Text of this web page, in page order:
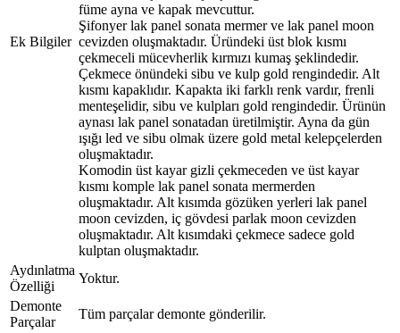
Ek Bilgiler
füme ayna ve kapak mevcuttur.
Şifonyer lak panel sonata mermer ve lak panel moon
cevizden oluşmaktadır. Üründeki üst blok kısmı
çekmeceli mücevherlik kırmızı kumaş şeklindedir.
Çekmece önündeki sibu ve kulp gold rengindedir. Alt
kısmı kapaklıdır. Kapakta iki farklı renk vardır, frenli
menteşelidir, sibu ve kulpları gold rengindedir. Ürünün
aynası lak panel sonatadan üretilmiştir. Ayna da gün
ışığı led ve sibu olmak üzere gold metal kelepçelerden
oluşmaktadır.
Komodin üst kayar gizli çekmeceden ve üst kayar
kısmı komple lak panel sonata mermerden
oluşmaktadır. Alt kısımda gözüken yerleri lak panel
moon cevizden, iç gövdesi parlak moon cevizden
oluşmaktadır. Alt kısımdaki çekmece sadece gold
kulptan oluşmaktadır.
Aydınlatma
Özelliği
Yoktur.
Demonte
Parçalar
Tüm parçalar demonte gönderilir.